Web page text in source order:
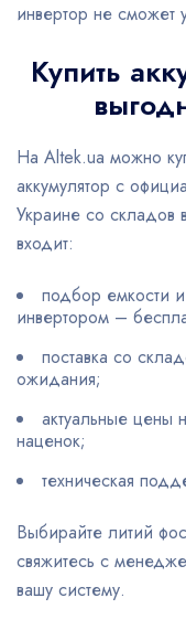
инвертор не сможет
Купить
На Altek.ua можно
аккумулятор с
Украине со
входит:
подбор емкости
инвертором –
поставка со
ожидания;
актуальные цены
наценок;
техническая
Выбирайте литий
свяжитесь с
вашу систему.